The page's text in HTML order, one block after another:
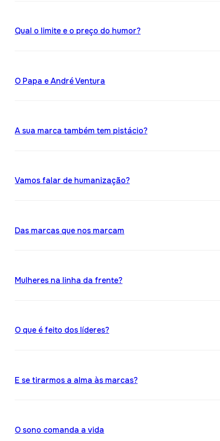
Qual o limite e o preço do humor?
O Papa e André Ventura
A sua marca também tem pistácio?
Vamos falar de humanização?
Das marcas que nos marcam
Mulheres na linha da frente?
O que é feito dos líderes?
E se tirarmos a alma às marcas?
O sono comanda a vida